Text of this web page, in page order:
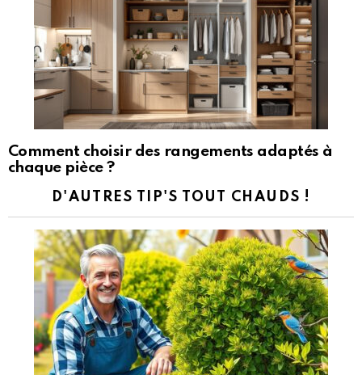
Comment choisir des rangements adaptés à
chaque pièce ?
D'AUTRES TIP'S TOUT CHAUDS !